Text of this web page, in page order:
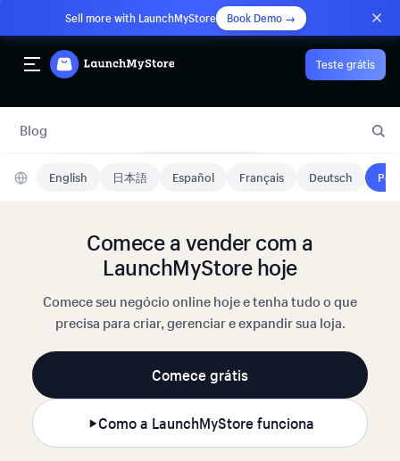
Sell more with LaunchMyStore Book Demo →
Teste grátis
Blog
English 日本語 Español Français Deutsch
Comece a vender com a
LaunchMyStore hoje
Comece seu negócio online hoje e tenha tudo o que
precisa para criar, gerenciar e expandir sua loja.
Comece grátis
Como a LaunchMyStore funciona